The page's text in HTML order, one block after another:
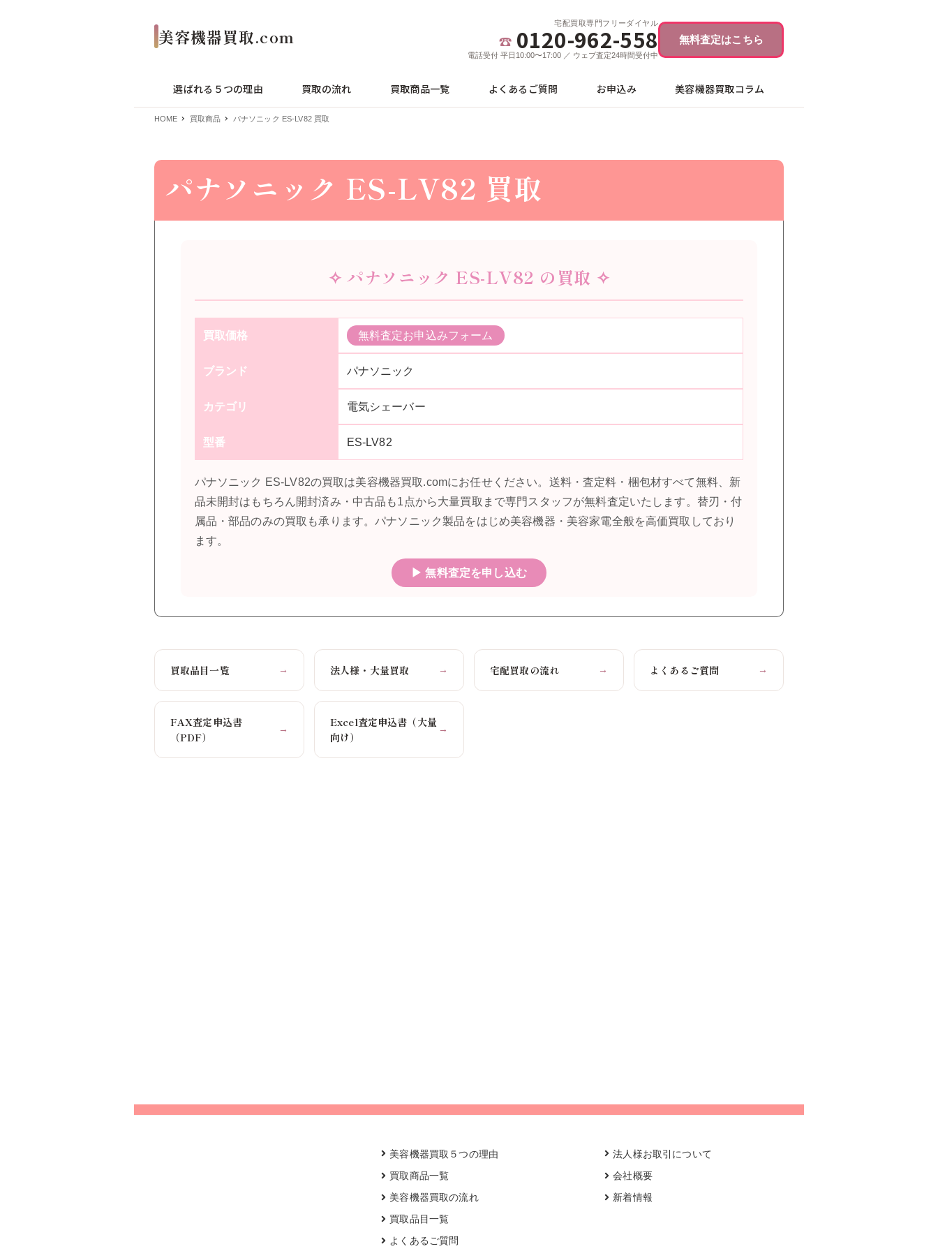
宅配買取専門フリーダイヤル
0120-962-558
電話受付 平日10:00〜17:00 ／ ウェブ査定24時間受付中
無料査定はこちら
選ばれる５つの理由 買取の流れ 買取商品一覧 よくあるご質問 お申込み 美容機器買取コラム
HOME 買取商品 パナソニック ES-LV82 買取
パナソニック ES-LV82 買取
✧ パナソニック ES-LV82 の買取 ✧
買取価格 無料査定お申込みフォーム
ブランド パナソニック
カテゴリ 電気シェーバー
型番 ES-LV82
パナソニック ES-LV82の買取は美容機器買取.comにお任せください。送料・査定料・梱包材すべて無料、新
品未開封はもちろん開封済み・中古品も1点から大量買取まで専門スタッフが無料査定いたします。替刃・付
属品・部品のみの買取も承ります。パナソニック製品をはじめ美容機器・美容家電全般を高価買取しており
ます。
▶ 無料査定を申し込む
買取品目一覧 → 法人様・大量買取 → 宅配買取の流れ → よくあるご質問 →
FAX査定申込書
（PDF）
→
Excel査定申込書（大量
向け）
→
美容機器買取５つの理由
買取商品一覧
美容機器買取の流れ
買取品目一覧
よくあるご質問
法人様お取引について
会社概要
新着情報